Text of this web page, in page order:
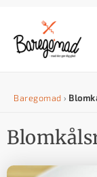
n
d
Baregomad ›